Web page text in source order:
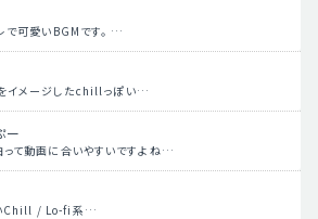
で可愛いBGMです。 …
イメージしたchillっぽい…
ー
って動画に合いやすいですよね…
Chill / Lo-fi系…